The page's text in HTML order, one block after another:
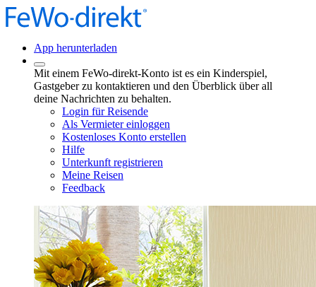
App herunterladen
Mit einem FeWo-direkt-Konto ist es ein Kinderspiel,
Gastgeber zu kontaktieren und den Überblick über all
deine Nachrichten zu behalten.
Login für Reisende
Als Vermieter einloggen
Kostenloses Konto erstellen
Hilfe
Unterkunft registrieren
Meine Reisen
Feedback